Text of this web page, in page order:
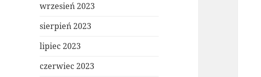
wrzesień 2023
sierpień 2023
lipiec 2023
czerwiec 2023